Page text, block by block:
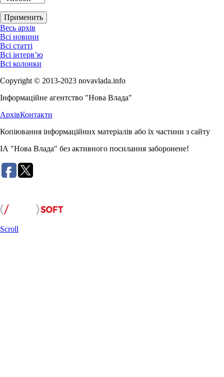
Весь архів
Всі новини
Всі статті
Всі інтерв’ю
Всі колонки
Copyright © 2013-2023 novavlada.info
Інформаційне агентство "Нова Влада"
АрхівКонтакти
Копіювання інформаційних матеріалів або їх частини з сайту
ІА "Нова Влада" без активного посилання заборонене!
Scroll